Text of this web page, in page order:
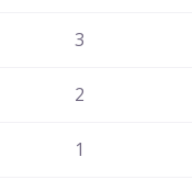
3
2
1